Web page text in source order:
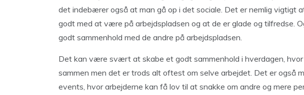
det indebærer også at man gå op i det sociale. Det er nemlig vigtigt
godt med at være på arbejdspladsen og at de er glade og tilfredse.
godt sammenhold med de andre på arbejdspladsen.
Det kan være svært at skabe et godt sammenhold i hverdagen, hvor
sammen men det er trods alt oftest om selve arbejdet. Det er også
events, hvor arbejderne kan få lov til at snakke om andre og mere